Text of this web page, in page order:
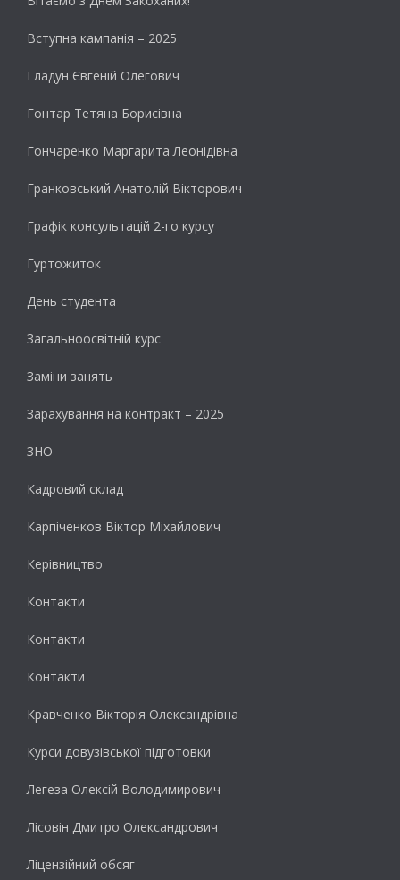
Вступна кампанія – 2025
Гладун Євгеній Олегович
Гонтар Тетяна Борисівна
Гончаренко Маргарита Леонідівна
Гранковський Анатолій Вікторович
Графік консультацій 2-го курсу
Гуртожиток
День студента
Загальноосвітній курс
Заміни занять
Зарахування на контракт – 2025
ЗНО
Кадровий склад
Карпіченков Віктор Міхайлович
Керівництво
Контакти
Контакти
Контакти
Кравченко Вікторія Олександрівна
Курси довузівської підготовки
Легеза Олексій Володимирович
Лісовін Дмитро Олександрович
Ліцензійний обсяг